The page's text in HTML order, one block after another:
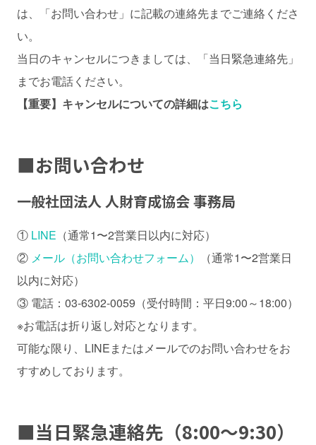
は、「お問い合わせ」に記載の連絡先までご連絡くださ
い。
当日のキャンセルにつきましては、「当日緊急連絡先」
までお電話ください。
【重要】キャンセルについての詳細はこちら
■お問い合わせ
一般社団法人 人財育成協会 事務局
① LINE （通常1〜2営業日以内に対応）
② メール（お問い合わせフォーム）
（通常1〜2営業日
以内に対応）
③ 電話：03-6302-0059（受付時間：平日9:00～18:00）
※お電話は折り返し対応となります。
可能な限り、LINEまたはメールでのお問い合わせをお
すすめしております。
■当日緊急連絡先 （8:00～9:30）